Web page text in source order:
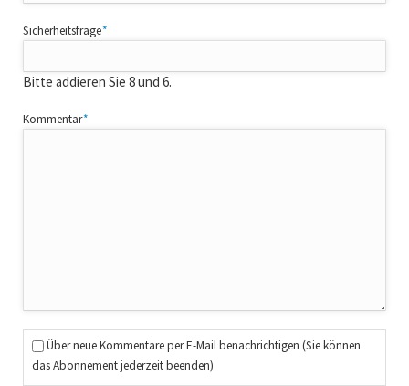
Pflichtfeld
Sicherheitsfrage*
Bitte addieren Sie 8 und 6.
Pflichtfeld
Kommentar*
Über neue Kommentare per E-Mail benachrichtigen (Sie können
das Abonnement jederzeit beenden)